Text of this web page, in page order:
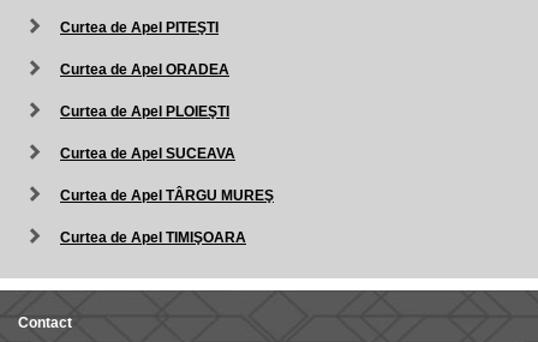
Curtea de Apel PITEŞTI
Curtea de Apel ORADEA
Curtea de Apel PLOIEŞTI
Curtea de Apel SUCEAVA
Curtea de Apel TÂRGU MUREŞ
Curtea de Apel TIMIŞOARA
Contact